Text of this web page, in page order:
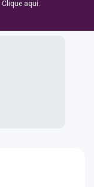
Clique aqui.